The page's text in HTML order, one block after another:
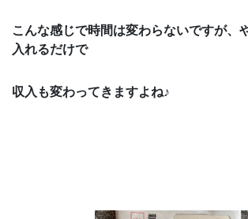
こんな感じで時間は変わらないですが、
入れるだけで
収入も変わってきますよね♪